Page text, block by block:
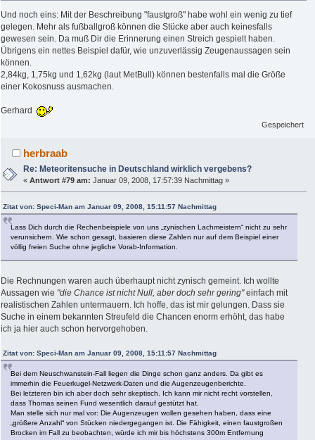
Und noch eins: Mit der Beschreibung "faustgroß" habe wohl ein wenig zu tief
gelegen. Mehr als fußballgroß können die Stücke aber auch keinesfalls
gewesen sein. Da muß Dir die Erinnerung einen Streich gespielt haben.
Übrigens ein nettes Beispiel dafür, wie unzuverlässig Zeugenaussagen sein
können.
2,84kg, 1,75kg und 1,62kg (laut MetBull) können bestenfalls mal die Größe
einer Kokosnuss ausmachen.
Gerhard
Gespeichert
herbraab
Re: Meteoritensuche in Deutschland wirklich vergebens?
«Antwort #79 am: Januar 09, 2008, 17:57:39 Nachmittag »
Zitat von: Speci-Man am Januar 09, 2008, 15:11:57 Nachmittag
Lass Dich durch die Rechenbeispiele von uns „zynischen Lachmeistern“ nicht zu sehr
verunsichern. Wie schon gesagt, basieren diese Zahlen nur auf dem Beispiel einer
völlig freien Suche ohne jegliche Vorab-Information.
Die Rechnungen waren auch überhaupt nicht zynisch gemeint. Ich wollte
Aussagen wie "die Chance ist nicht Null, aber doch sehr gering"einfach mit
realistischen Zahlen untermauern. Ich hoffe, das ist mir gelungen. Dass sie
Suche in einem bekannten Streufeld die Chancen enorm erhöht, das habe
ich ja hier auch schon hervorgehoben.
Zitat von: Speci-Man am Januar 09, 2008, 15:11:57 Nachmittag
Bei dem Neuschwanstein-Fall liegen die Dinge schon ganz anders. Da gibt es
immerhin die Feuerkugel-Netzwerk-Daten und die Augenzeugenberichte.
Bei letzteren bin ich aber doch sehr skeptisch. Ich kann mir nicht recht vorstellen,
dass Thomas seinen Fund wesentlich darauf gestützt hat.
Man stelle sich nur mal vor: Die Augenzeugen wollen gesehen haben, dass eine
„größere Anzahl“ von Stücken niedergegangen ist. Die Fähigkeit, einen faustgroßen
Brocken im Fall zu beobachten, würde ich mir bis höchstens 300m Entfernung